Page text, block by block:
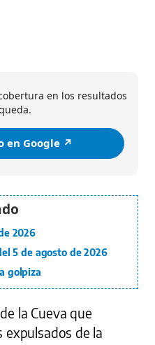
en los resultados
en Google ↗️
2026
5 de agosto de 2026
golpiza
la Cueva que
expulsados de la